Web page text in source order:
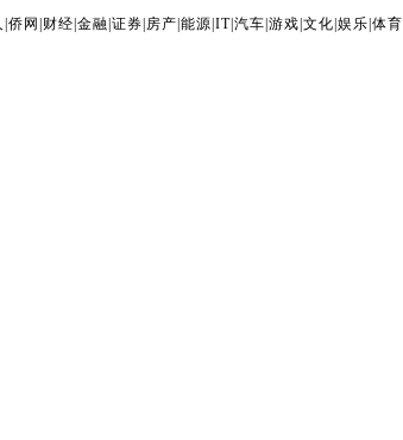
侨网 财经 金融 证券 房产 能源 IT| 汽车 游戏 文化 娱乐 体育